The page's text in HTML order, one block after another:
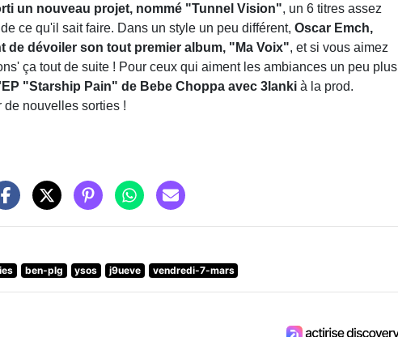
un nouveau projet, nommé "Tunnel Vision", un 6 titres assez
ce qu'il sait faire. Dans un style un peu différent, Oscar Emch,
de dévoiler son tout premier album, "Ma Voix", et si vous aimez
ça tout de suite ! Pour ceux qui aiment les ambiances un peu plus
"Starship Pain" de Bebe Choppa avec 3lanki à la prod.
nouvelles sorties !
ben-plg ysos j9ueve vendredi-7-mars